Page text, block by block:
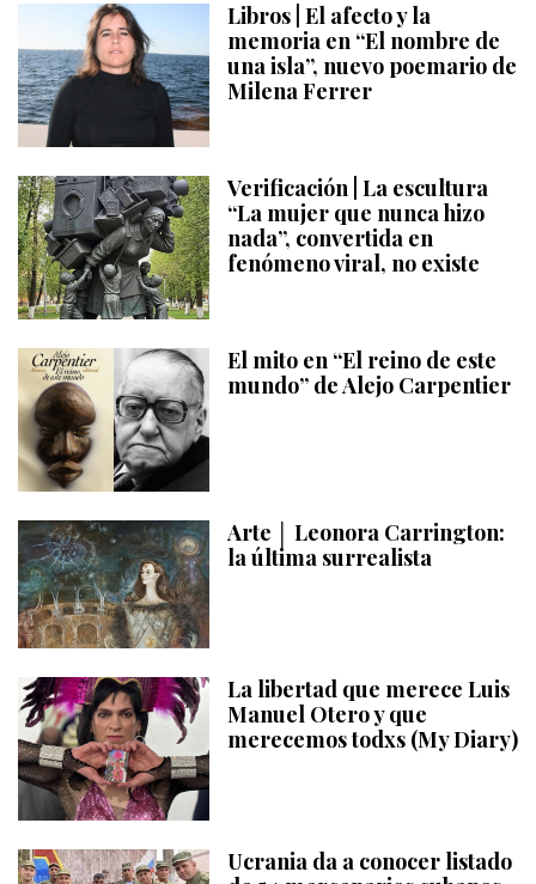
Libros | El afecto y la
memoria en “El nombre de
una isla”, nuevo poemario de
Milena Ferrer
Verificación | La escultura
“La mujer que nunca hizo
nada”, convertida en
fenómeno viral, no existe
El mito en “El reino de este
mundo” de Alejo Carpentier
Arte │ Leonora Carrington:
la última surrealista
La libertad que merece Luis
Manuel Otero y que
merecemos todxs (My Diary)
Ucrania da a conocer listado